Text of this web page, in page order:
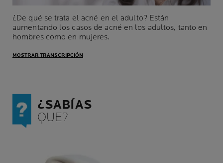
¿De qué se trata el acné en el adulto? Están
aumentando los casos de acné en los adultos, tanto en
hombres como en mujeres.
MOSTRAR TRANSCRIPCIÓN
¿SABÍAS
QUE?